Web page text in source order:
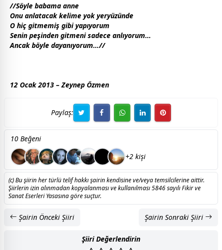
//Söyle babama anne
Onu anlatacak kelime yok yeryüzünde
O hiç gitmemiş gibi yapıyorum
Senin peşinden gitmeni sadece anlıyorum…
Ancak böyle dayanıyorum…//
12 Ocak 2013 – Zeynep Özmen
Paylaş:
10 Beğeni
+2 kişi
(c) Bu şiirin her türlü telif hakkı şairin kendisine ve/veya temsilcilerine aittir.
Şiirlerin izin alınmadan kopyalanması ve kullanılması 5846 sayılı Fikir ve
Sanat Eserleri Yasasına göre suçtur.
Şairin Önceki Şiiri Şairin Sonraki Şiiri
Şiiri Değerlendirin